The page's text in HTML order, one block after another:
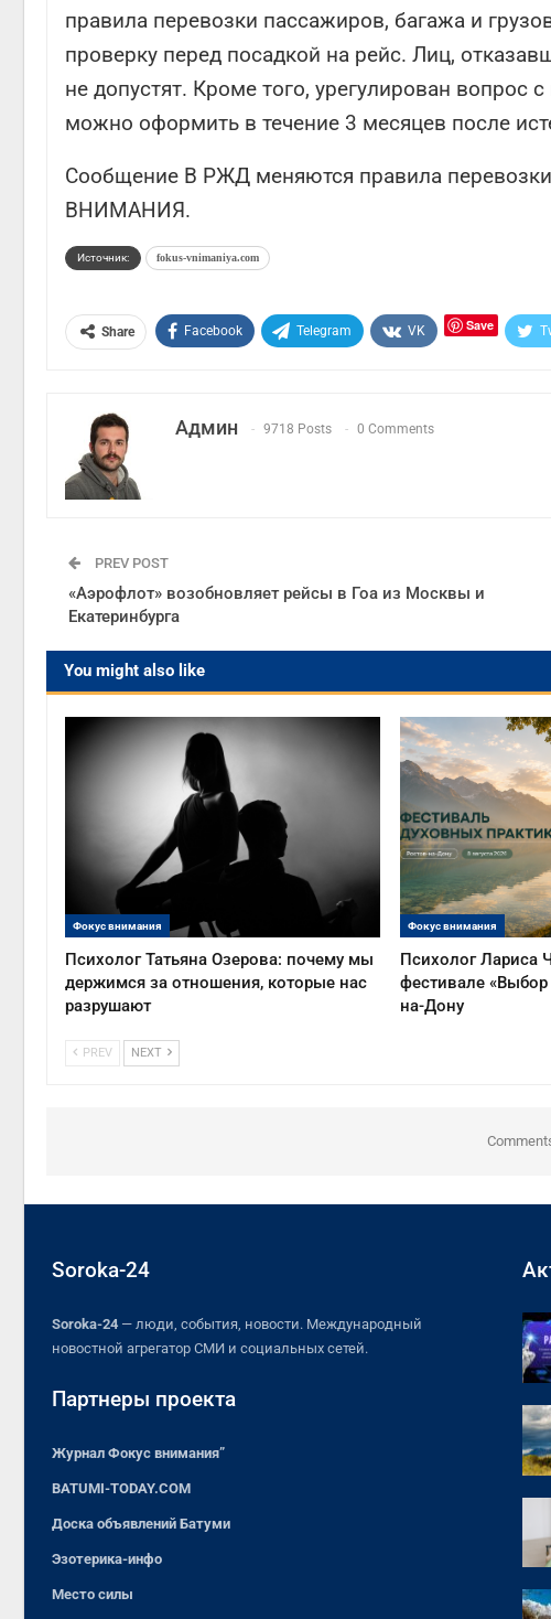
правила перевозки пассажиров, багажа и
проверку перед посадкой на рейс. Лиц,
не допустят. Кроме того, урегулирован вопрос
можно оформить в течение 3 месяцев после
Сообщение В РЖД меняются правила
ВНИМАНИЯ.
Источник: fokus-vnimaniya.com
Share Facebook Telegram VK Save
Админ 9718 Posts 0 Comments
PREV POST
«Аэрофлот» возобновляет рейсы в Гоа из Москвы и
Екатеринбурга
You might also like
Фокус внимания
Психолог Татьяна Озерова: почему мы
держимся за отношения, которые нас
разрушают
Фокус внимания
Психолог Лариса
фестивале
на-Дону
PREV NEXT
Soroka-24
Soroka-24 — люди, события, новости. Международный
новостной агрегатор СМИ и социальных сетей.
Партнеры проекта
Журнал Фокус внимания”
BATUMI-TODAY.COM
Доска объявлений Батуми
Эзотерика-инфо
Место силы